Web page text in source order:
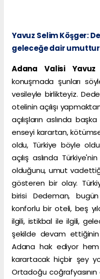
Yavuz Selim Köşger:
geleceğe dair umuttur
Adana Valisi
konuşmada şunları
vesileyle birlikteyiz.
otelinin açılışı
açılışların aslında
enseyi karartan,
oldu, Türkiye böyle
açılış aslında
olduğunu, umut
gösteren bir olay.
birisi Dedeman,
konforlu bir oteli, beş
ilgili, istikbal ile ilgili,
şekilde devam
Adana hak ediyor
karartacak hiçbir şey
Ortadoğu